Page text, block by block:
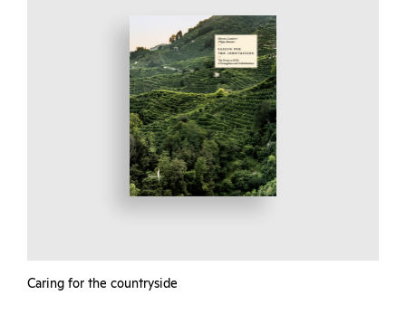
Caring for the countryside